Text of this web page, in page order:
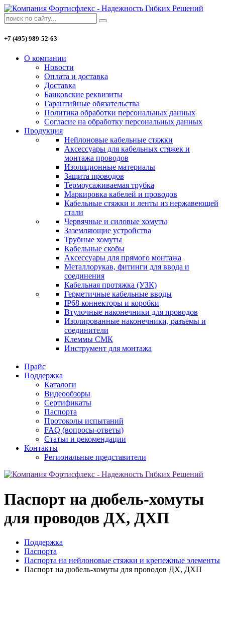
+7 (495) 989-52-63
О компании
Новости
Оплата и доставка
Доставка
Банковские реквизиты
Гарантийные обязательства
Политика обработки персональных данных
Согласие на обработку персональных данных
Продукция
Нейлоновые кабельные стяжки
Аксессуары для кабельных стяжек и
монтажа проводов
Изоляционные материалы
Защита проводов
Термоусаживаемая трубка
Маркировка кабелей и проводов
Кабельные стяжки и ленты из нержавеющей
стали
Червячные и силовые хомуты
Заземляющие устройства
Трубные хомуты
Кабельные скобы
Аксессуары для прямого монтажа
Металлорукав, фитинги для ввода и
соединения
Кабельная протяжка (УЗК)
Герметичные кабельные вводы
IP68 коннекторы и коробки
Втулочные наконечники для проводов
Изолированные наконечники, разъемы и
соединители
Клеммы СМК
Инструмент для монтажа
Прайс
Поддержка
Каталоги
Видеообзоры
Сертификаты
Паспорта
Протоколы испытаний
FAQ (вопросы-ответы)
Статьи и рекомендации
Контакты
Региональные представители
Паспорт на дюбель-хомуты
для проводов ДХ, ДХП
Поддержка
Паспорта
Паспорта на нейлоновые стяжки и крепежные элементы
Паспорт на дюбель-хомуты для проводов ДХ, ДХП